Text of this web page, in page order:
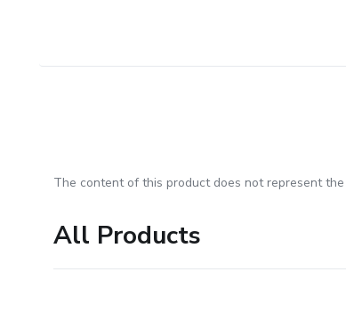
The content of this product does not represent
All Products